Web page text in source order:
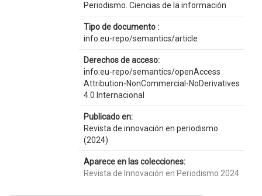
Periodismo. Ciencias de la información
Tipo de documento :
info:eu-repo/semantics/article
Derechos de acceso:
info:eu-repo/semantics/openAccess
Attribution-NonCommercial-NoDerivatives
4.0 Internacional
Publicado en:
Revista de innovación en periodismo
(2024)
Aparece en las colecciones:
Revista de Innovación en Periodismo 2024